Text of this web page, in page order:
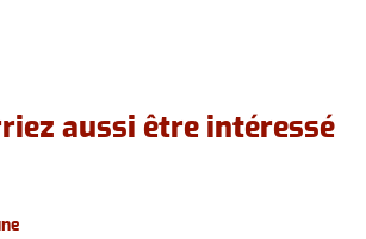
aussi être intéressé